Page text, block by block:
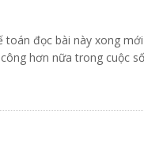
đọc bài này xong
hơn nữa trong cuộc